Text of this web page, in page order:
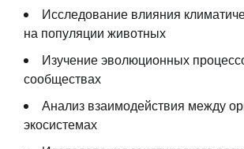
Исследование влияния
на популяции животных
Изучение эволюционных
сообществах
Анализ взаимодействия между
экосистемах